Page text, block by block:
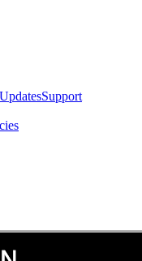
UpdatesSupport